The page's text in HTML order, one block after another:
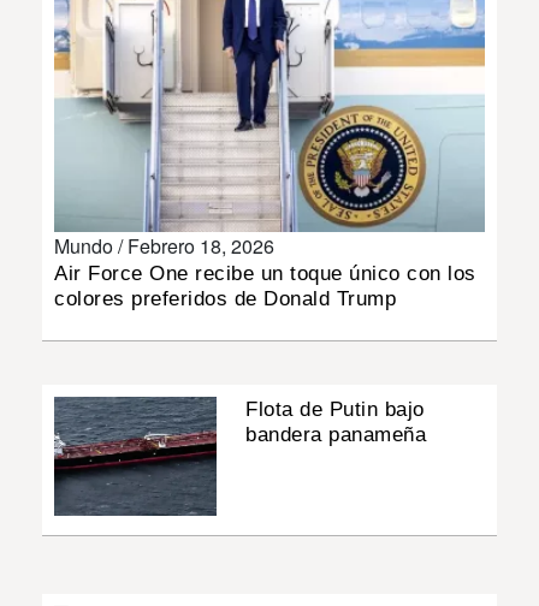
IMPRESO
Mundo /Febrero 18, 2026
Air Force One recibe un toque único con los
colores preferidos de Donald Trump
Flota de Putin bajo
bandera panameña